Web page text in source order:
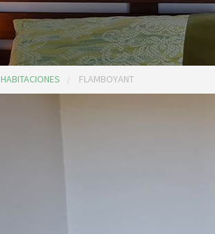
HABITACIONES FLAMBOYANT